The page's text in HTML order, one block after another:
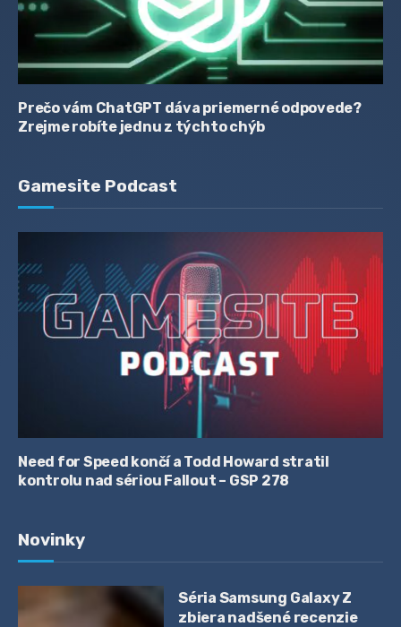
Prečo vám ChatGPT dáva priemerné odpovede?
Zrejme robíte jednu z týchto chýb
Gamesite Podcast
Need for Speed končí a Todd Howard stratil
kontrolu nad sériou Fallout – GSP 278
Novinky
Séria Samsung Galaxy Z
zbiera nadšené recenzie